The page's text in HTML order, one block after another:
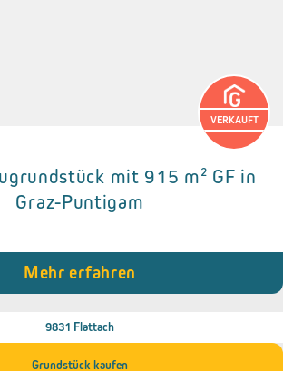
0,3 - 0,6.
Bauland (WA = Allgemeines Wohngebiet).
VERKAUFT
mit 915 m² GF in
Graz-Puntigam
Mehr erfahren
9831 Flattach
Grundstück kaufen